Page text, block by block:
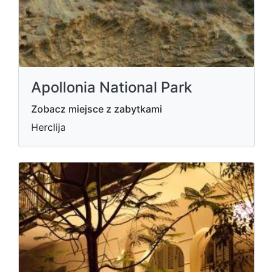
Apollonia National Park
Zobacz miejsce z zabytkami
Herclija